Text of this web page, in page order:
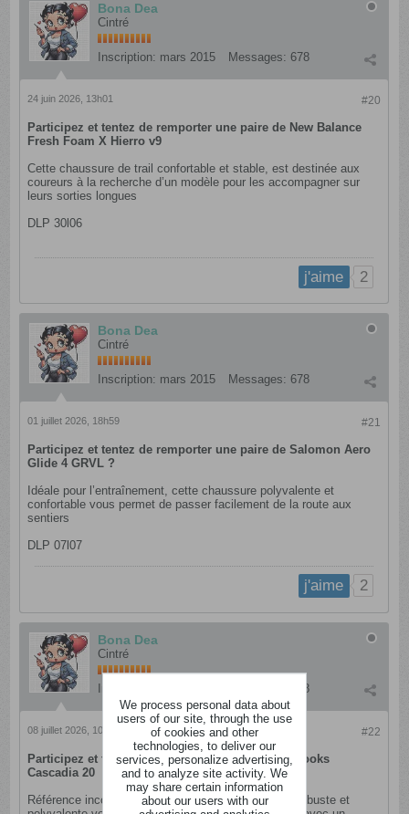
Bona Dea
Cintré
Inscription: mars 2015 Messages: 678
#20
24 juin 2026, 13h01
Participez et tentez de remporter une paire de New Balance
Fresh Foam X Hierro v9
Cette chaussure de trail confortable et stable, est destinée aux
coureurs à la recherche d’un modèle pour les accompagner sur
leurs sorties longues
DLP 30l06
j'aime 2
Bona Dea
Cintré
Inscription: mars 2015 Messages: 678
#21
01 juillet 2026, 18h59
Participez et tentez de remporter une paire de Salomon Aero
Glide 4 GRVL ?
Idéale pour l’entraînement, cette chaussure polyvalente et
confortable vous permet de passer facilement de la route aux
sentiers
DLP 07l07
j'aime 2
Bona Dea
Cintré
Inscription: 678
#22
08 juillet 2026, 10h45
Participez et tentez de remporter une paire de Brooks
Cascadia 20
Référence incontournable du trail, cette chaussure robuste et
We process personal data about
users of our site, through the use
of cookies and other
technologies, to deliver our
services, personalize advertising,
and to analyze site activity. We
may share certain information
about our users with our